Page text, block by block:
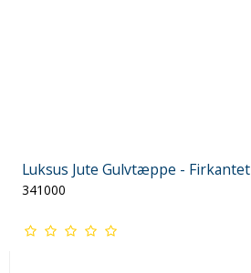
Luksus Jute Gulvtæppe -
341000